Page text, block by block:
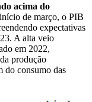
acima do
de março, o PIB
expectativas
A alta veio
em 2022,
produção
do consumo das